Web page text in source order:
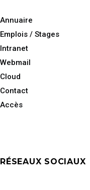
Annuaire
Emplois / Stages
Intranet
Webmail
Cloud
Contact
Accès
RÉSEAUX SOCIAUX